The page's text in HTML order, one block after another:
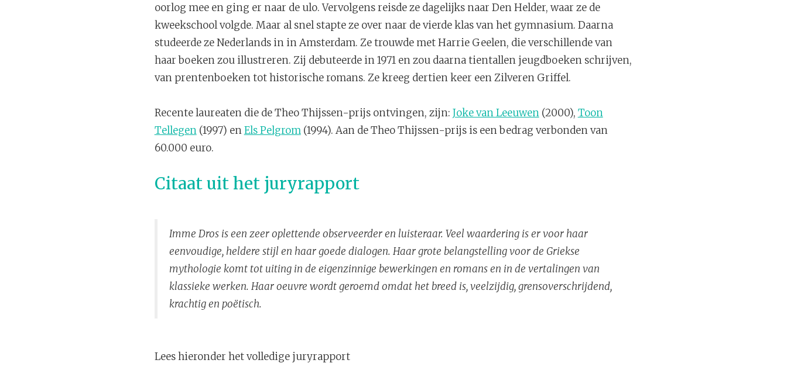
oorlog mee en ging er naar de ulo. Vervolgens reisde ze dagelijks naar Den Helder, waar ze de
kweekschool volgde. Maar al snel stapte ze over naar de vierde klas van het gymnasium. Daarna
studeerde ze Nederlands in in Amsterdam. Ze trouwde met Harrie Geelen, die verschillende van
haar boeken zou illustreren. Zij debuteerde in 1971 en zou daarna tientallen jeugdboeken schrijven,
van prentenboeken tot historische romans. Ze kreeg dertien keer een Zilveren Griffel.
Recente laureaten die de Theo Thijssen-prijs ontvingen, zijn: Joke van Leeuwen(2000), Toon
Tellegen(1997) enEls Pelgrom(1994). Aan de Theo Thijssen-prijs is een bedrag verbonden van
60.000 euro.
Citaat uit het juryrapport
Imme Dros is een zeer oplettende observeerder en luisteraar. Veel waardering is er voor haar
eenvoudige, heldere stijl en haar goede dialogen. Haar grote belangstelling voor de Griekse
mythologie komt tot uiting in de eigenzinnige bewerkingen en romans en in de vertalingen van
klassieke werken. Haar oeuvre wordt geroemd omdat het breed is, veelzijdig, grensoverschrijdend,
krachtig en poëtisch.
Lees hieronder het volledige juryrapport